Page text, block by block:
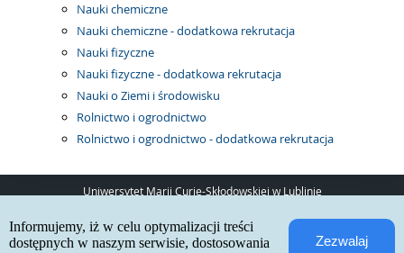
Nauki chemiczne
Nauki chemiczne - dodatkowa rekrutacja
Nauki fizyczne
Nauki fizyczne - dodatkowa rekrutacja
Nauki o Ziemi i środowisku
Rolnictwo i ogrodnictwo
Rolnictwo i ogrodnictwo - dodatkowa rekrutacja
Uniwersytet Marii Curie-Skłodowskiej w Lublinie
20-031 Lublin
www:http://umcs.pl Zezwalaj
Informujemy, iż w celu optymalizacji treści
dostępnych w naszym serwisie, dostosowania